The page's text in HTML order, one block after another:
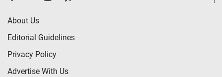
About Us
Editorial Guidelines
Privacy Policy
Advertise With Us